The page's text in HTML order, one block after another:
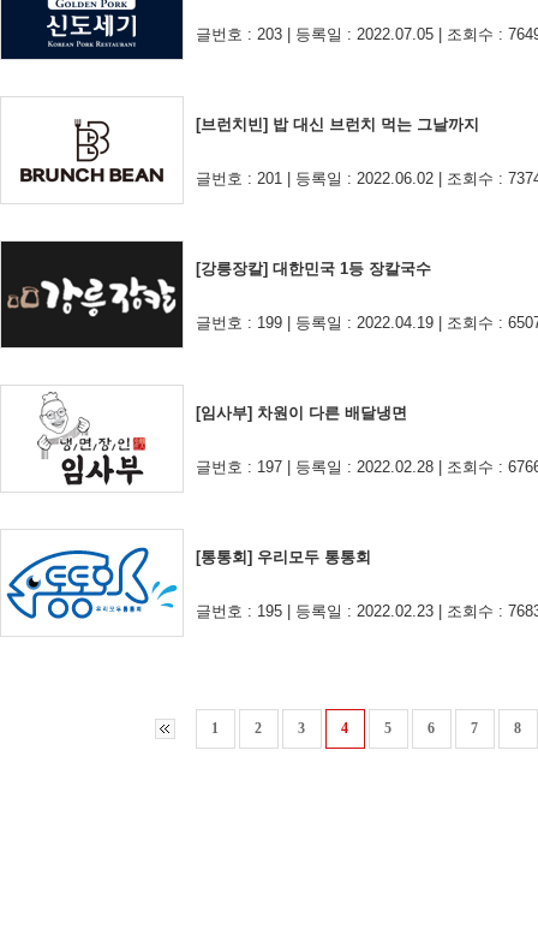
글번호 : 203 | 등록일 : 2022.07.05 | 조회수 :
[브런치빈] 밥 대신 브런치 먹는 그날까지
글번호 : 201 | 등록일 : 2022.06.02 | 조회수 :
[강릉장칼] 대한민국 1등 장칼국수
글번호 : 199 | 등록일 : 2022.04.19 | 조회수 :
[임사부] 차원이 다른 배달냉면
글번호 : 197 | 등록일 : 2022.02.28 | 조회수 :
[통통회] 우리모두 통통회
글번호 : 195 | 등록일 : 2022.02.23 | 조회수 :
1 2 3 4 5 6 7 8